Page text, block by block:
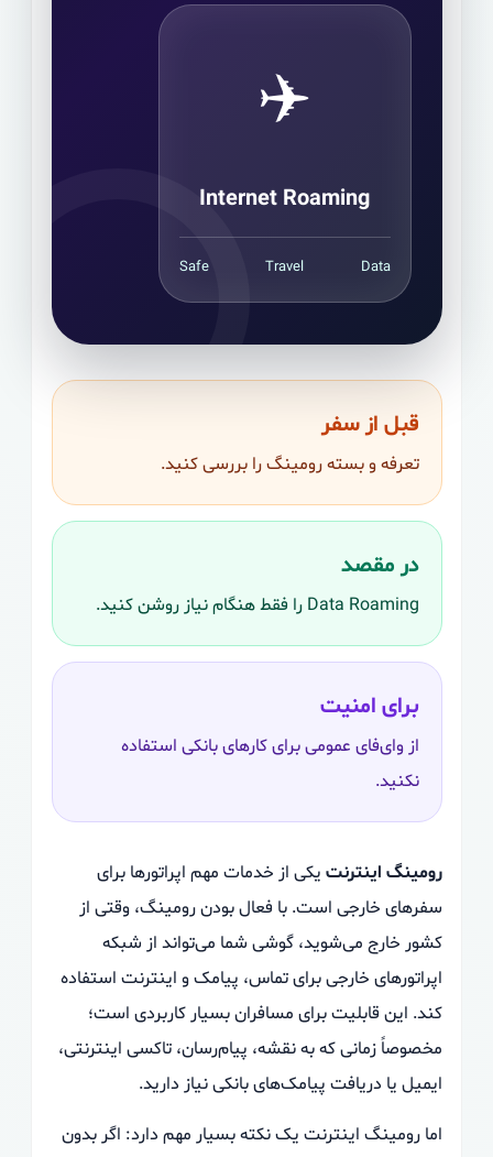
✈️
Internet Roaming
Data
Travel
Safe
قبل از سفر
تعرفه و بسته رومینگ را بررسی کنید.
در مقصد
Data Roaming را فقط هنگام نیاز روشن کنید.
برای امنیت
از وای‌فای عمومی برای کارهای بانکی استفاده
نکنید.
رومینگ اینترنت یکی از خدمات مهم اپراتورها برای
سفرهای خارجی است. با فعال بودن رومینگ، وقتی از
کشور خارج می‌شوید، گوشی شما می‌تواند از شبکه
اپراتورهای خارجی برای تماس، پیامک و اینترنت استفاده
کند. این قابلیت برای مسافران بسیار کاربردی است؛
مخصوصاً زمانی که به نقشه، پیام‌رسان، تاکسی اینترنتی،
ایمیل یا دریافت پیامک‌های بانکی نیاز دارید.
اما رومینگ اینترنت یک نکته بسیار مهم دارد: اگر بدون